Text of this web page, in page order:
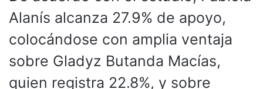
Alanís alcanza 27.9% de apoyo,
colocándose con amplia ventaja
sobre Gladyz Butanda Macías,
quien registra 22.8%, y sobre